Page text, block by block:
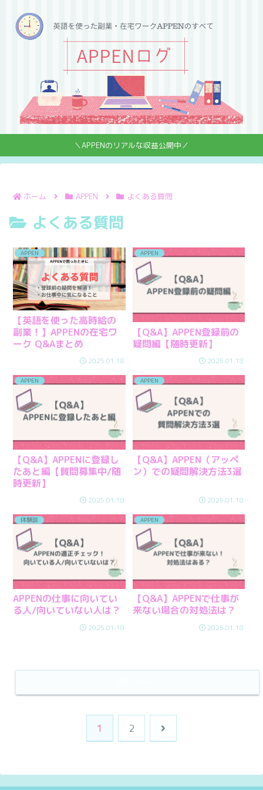
＼APPENのリアルな収益公開中／
ホーム APPEN よくある質問
よくある質問
APPEN
【英語を使った高時給の
副業！】APPENの在宅ワ
ーク Q&Aまとめ
2025.01.18
APPEN
【Q&A】APPEN登録前の
疑問編【随時更新】
2025.01.18
APPEN
【Q&A】APPENに登録し
たあと編【質問募集中/随
時更新】
2025.01.18
APPEN
【Q&A】APPEN（アッペ
ン）での疑問解決方法3選
2025.01.18
体験談
APPENの仕事に向いてい
る人/向いていない人は？
2025.01.18
APPEN
【Q&A】APPENで仕事が
来ない場合の対処法は？
2025.01.18
1 2
次